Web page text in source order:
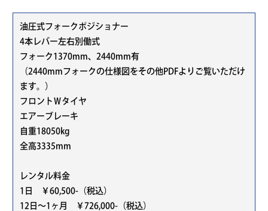
油圧式フォークポジショナー
4本レバー左右別働式
フォーク1370mm、2440mm有
（2440mmフォークの仕様図をその他PDFよりご覧いただけ
ます。）
フロントＷタイヤ
エアーブレーキ
自重18050kg
全高3335mm
レンタル料金
1日 ￥60,500-（税込）
12日～1ヶ月 ￥726,000-（税込）